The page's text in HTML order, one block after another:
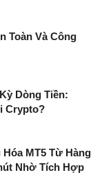
Toàn Và Công
Dòng Tiền:
Crypto?
MT5 Từ Hàng
Nhờ Tích Hợp